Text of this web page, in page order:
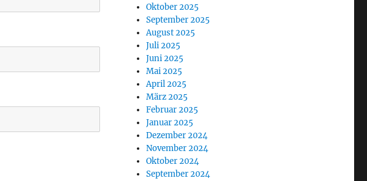
Oktober 2025
September 2025
August 2025
Juli 2025
Juni 2025
Mai 2025
April 2025
März 2025
Februar 2025
Januar 2025
Dezember 2024
November 2024
Oktober 2024
September 2024